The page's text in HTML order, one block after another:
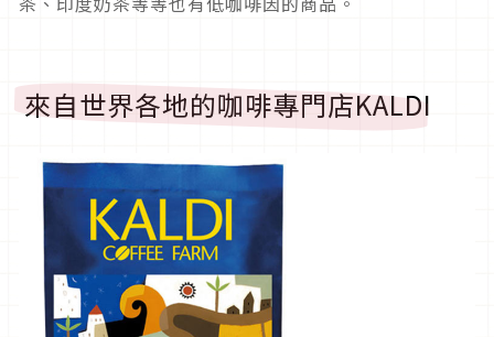
來自世界各地的咖啡專門店KALDI